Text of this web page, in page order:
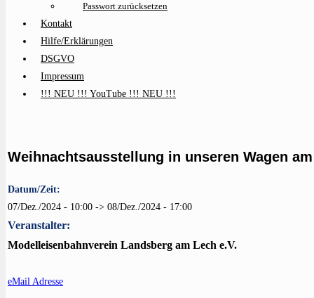
Passwort zurücksetzen
Kontakt
Hilfe/Erklärungen
DSGVO
Impressum
!!! NEU !!! YouTube !!! NEU !!!
Weihnachtsausstellung in unseren Wagen
Datum/Zeit:
07/Dez./2024 - 10:00 -> 08/Dez./2024 - 17:00
Veranstalter:
Modelleisenbahnverein Landsberg am Lech e.V.
eMail Adresse